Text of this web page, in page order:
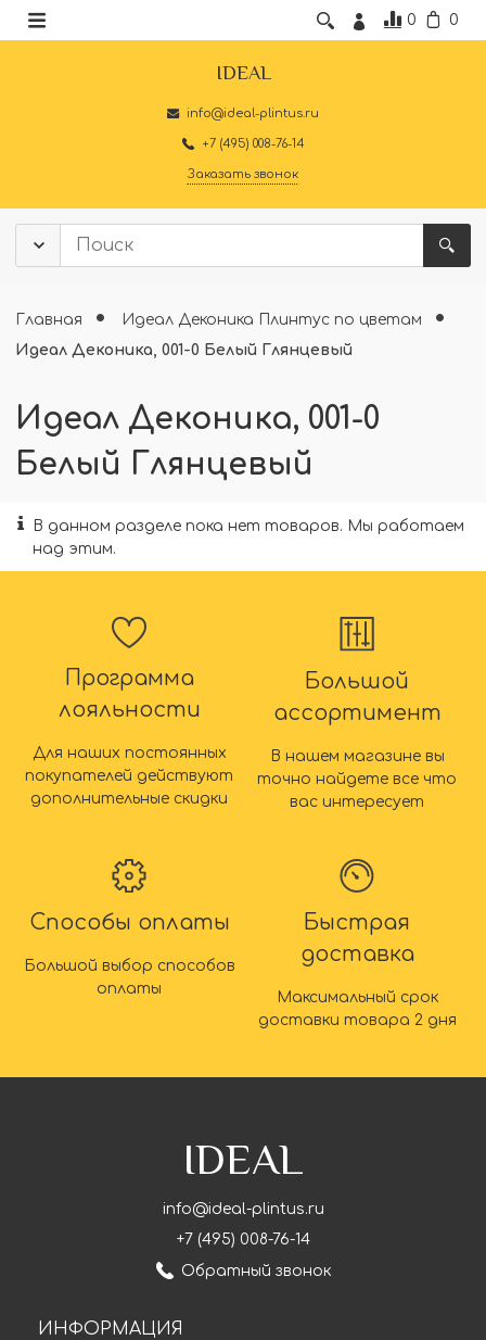
0 0
IDEAL
info@ideal-plintus.ru
+7 (495) 008-76-14
Заказать звонок
Главная
Идеал Деконика Плинтус по цветам
Идеал Деконика, 001-0 Белый Глянцевый
Идеал Деконика, 001-0
Белый Глянцевый
В данном разделе пока нет товаров. Мы работаем
над этим.
Программа
лояльности
Для наших постоянных
покупателей действуют
дополнительные скидки
Большой
ассортимент
В нашем магазине вы
точно найдете все что
вас интересует
Способы оплаты
Большой выбор способов
оплаты
Быстрая
доставка
Максимальный срок
доставки товара 2 дня
IDEAL
info@ideal-plintus.ru
+7 (495) 008-76-14
Обратный звонок
ИНФОРМАЦИЯ